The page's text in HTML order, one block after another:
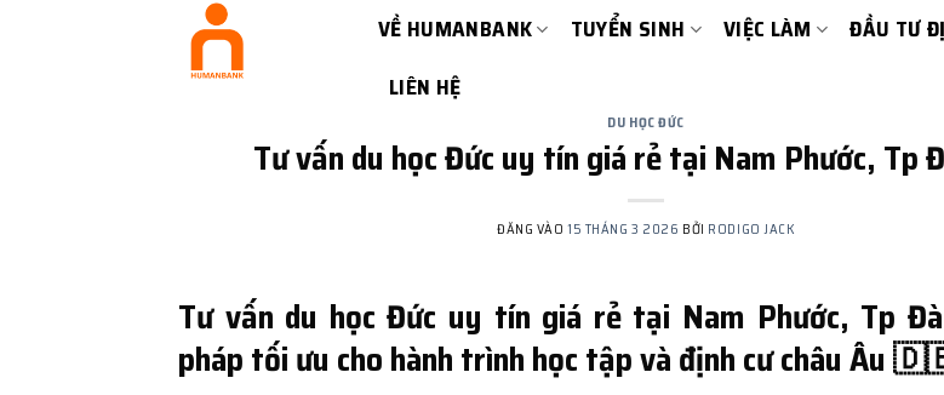
VỀ HUMANBANK TUYỂN SINH VIỆC LÀM ĐẦU TƯ
LIÊN HỆ
DU HỌC ĐỨC
Tư vấn du học Đức uy tín giá rẻ tại Nam Phước, Tp
ĐĂNG VÀO15 THÁNG 3 2026 BỞI RODIGO JACK
Tư vấn du học Đức uy tín giá rẻ tại Nam Phước, Tp
pháp tối ưu cho hành trình học tập và định cư châu Âu